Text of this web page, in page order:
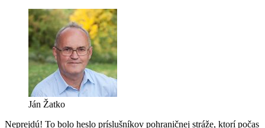
Ján Žatko
Neprejdú! To bolo heslo príslušníkov pohraničnej stráže, ktorí počas